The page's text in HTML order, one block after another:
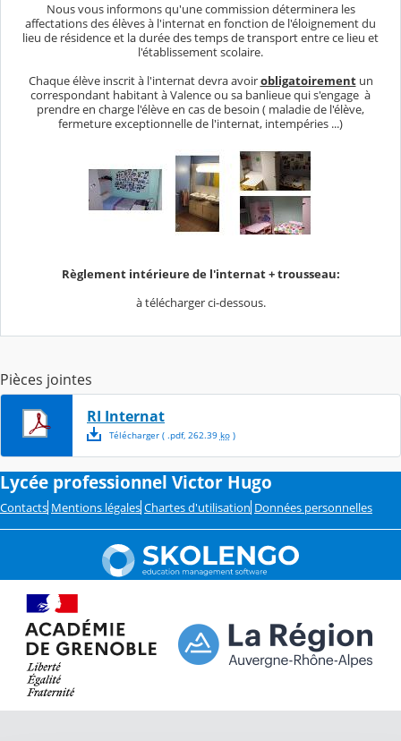
Nous vous informons qu'une commission déterminera les
affectations des élèves à l'internat en fonction de l'éloignement du
lieu de résidence et la durée des temps de transport entre ce lieu et
l'établissement scolaire.
Chaque élève inscrit à l'internat devra avoirobligatoirementun
correspondant habitant à Valence ou sa banlieue qui s'engage à
prendre en charge l'élève en cas de besoin ( maladie de l'élève,
fermeture exceptionnelle de l'internat, intempéries ...)
Règlement intérieure de l'internat + trousseau:
à télécharger ci-dessous.
Pièces jointes
RI Internat
Télécharger( .pdf, 262.39 ko)
Lycée professionnel Victor Hugo
Contacts Mentions légales Chartes d'utilisation Données personnelles